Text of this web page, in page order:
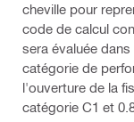
cheville pour
code de calcul
sera évaluée
catégorie de
l'ouverture de la
catégorie C1 et